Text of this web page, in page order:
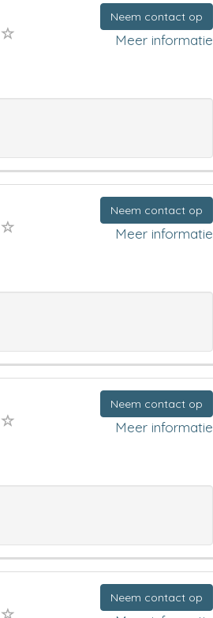
Neem contact op
Meer informatie
Neem contact op
Meer informatie
Neem contact op
Meer informatie
Neem contact op